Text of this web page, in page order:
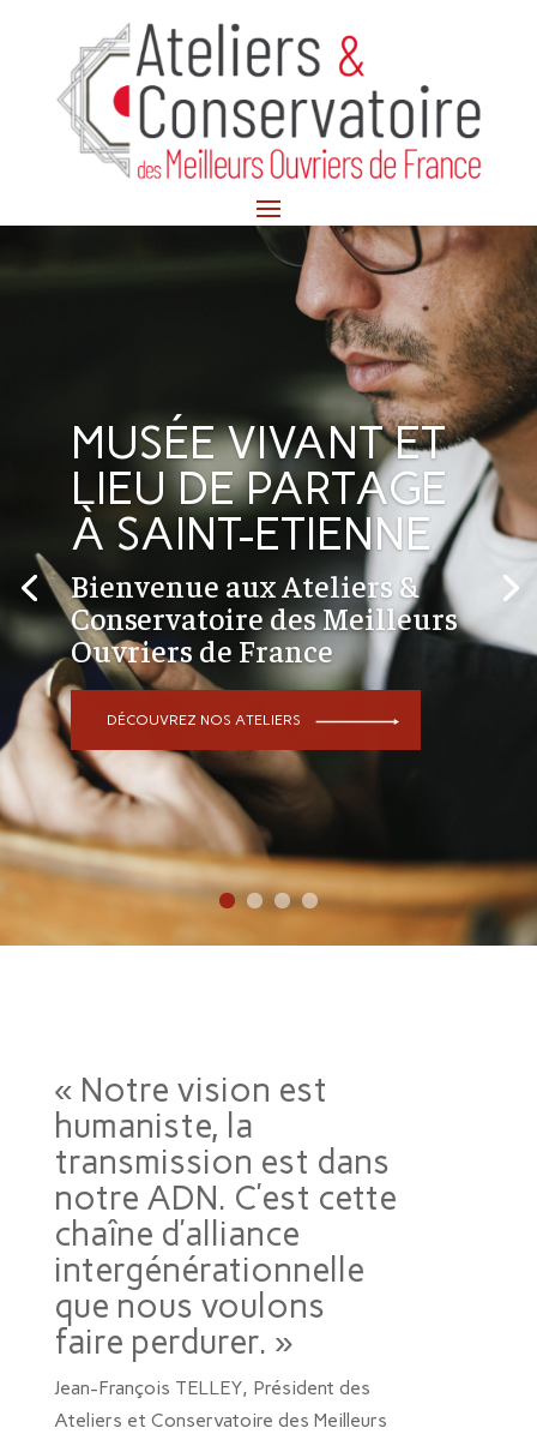
MUSÉE VIVANT ET
LIEU DE PARTAGE
À SAINT-ETIENNE
Bienvenue aux Ateliers &
Conservatoire des Meilleurs
Ouvriers de France
DÉCOUVREZ NOS ATELIERS
« Notre vision est
humaniste, la
transmission est dans
notre ADN. C’est cette
chaîne d’alliance
intergénérationnelle
que nous voulons
faire perdurer. »
Jean-François TELLEY, Président des
Ateliers et Conservatoire des Meilleurs